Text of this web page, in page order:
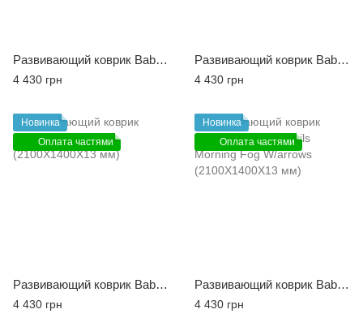
Развивающий коврик Babycare Birds in the Trees (2100X1400X13 мм)
4 430 грн
Развивающий коврик Babycare Dino Sports (2100X1400X13 мм)
4 430 грн
Новинка
Оплата частями
Развивающий коврик Babycare Fruit Farm (2100X1400X13 мм)
4 430 грн
Новинка
Оплата частями
Развивающий коврик Babycare Nordic Trails Morning Fog W/arrows (2100X1400X13 мм)
4 430 грн